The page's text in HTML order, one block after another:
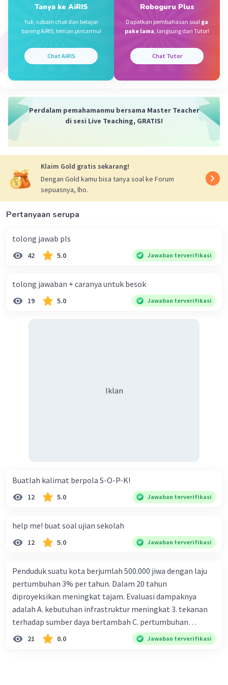
km
= 3,42 km + 1,5 km
= 4,92 km
rumah Chiko
Beri Rating·5.0(1) Balas
Iklan
Fakhri R Level 66
12 April 2024 13:26
4,92km
Beri Rating Balas
Tanya ke AiRIS
Yuk, cobain chat dan belajar
bareng AiRIS, teman pintarmu!
Chat AiRIS
Roboguru Plus
Dapatkan pembahasan soal ga
pake lama, langsung dari Tutor!
Chat Tutor
Perdalam pemahamanmu bersama Master Teacher
di sesi Live Teaching, GRATIS!
Klaim Gold gratis sekarang!
Dengan Gold kamu bisa tanya soal ke Forum
sepuasnya, lho.
Pertanyaan serupa
tolong jawab pls
42 5.0 Jawaban terverifikasi
tolong jawaban + caranya untuk besok
19 5.0 Jawaban terverifikasi
Iklan
Buatlah kalimat berpola S-O-P-K!
12 5.0 Jawaban terverifikasi
help me! buat soal ujian sekolah
12 5.0 Jawaban terverifikasi
Penduduk suatu kota berjumlah 500.000 jiwa dengan laju
pertumbuhan 3% per tahun. Dalam 20 tahun
diproyeksikan meningkat tajam. Evaluasi dampaknya
adalah A. kebutuhan infrastruktur meningkat 3. tekanan
terhadap sumber daya bertambah C. pertumbuhan
eksponensial berdampak jangka panjang D. tidak
memengaruhi tata ruang E. proyeksi penduduk penting
21 0.0 Jawaban terverifikasi